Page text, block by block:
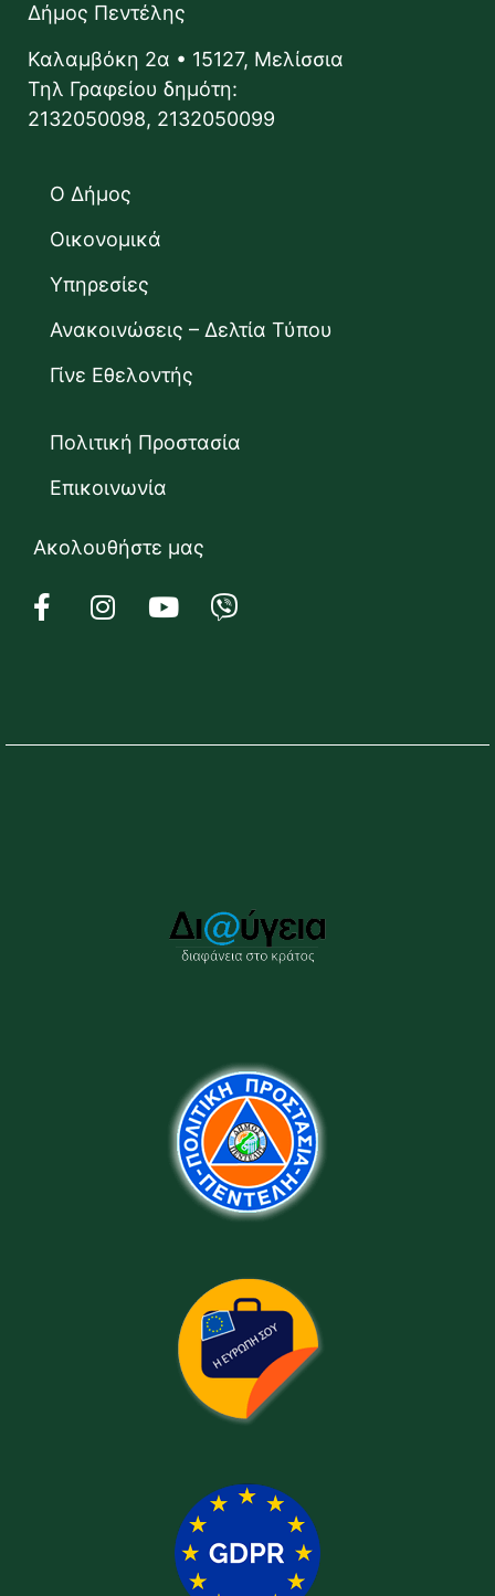
Δήμος Πεντέλης
Καλαμβόκη 2α • 15127, Μελίσσια
Τηλ Γραφείου δημότη:
2132050098, 2132050099
Ο Δήμος
Οικονομικά
Υπηρεσίες
Ανακοινώσεις – Δελτία Τύπου
Γίνε Εθελοντής
Πολιτική Προστασία
Επικοινωνία
Ακολουθήστε μας